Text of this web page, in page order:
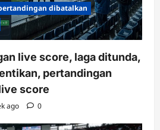
dibatalkan
live score, laga ditunda,
pertandingan
score
ago 0